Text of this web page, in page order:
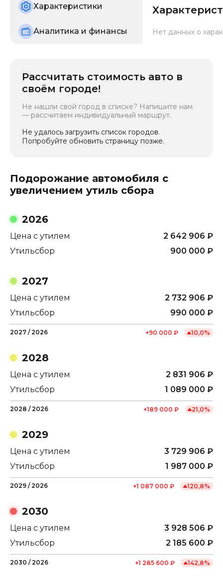
Характеристики
Аналитика и финансы Нет данных о
Рассчитать стоимость авто в
своём городе!
Не нашли свой город в списке? Напишите нам
— рассчитаем индивидуальный маршрут.
Не удалось загрузить список городов.
Попробуйте обновить страницу позже.
Подорожание автомобиля с
увеличением утиль сбора
2026
Цена с утилем 2 642 906 ₽
Утильсбор
900 000 ₽
2027
Цена с утилем 2 732 906 ₽
Утильсбор
990 000 ₽
2027 / 2026 +90 000 ₽ 10,0%
2028
Цена с утилем 2 831 906 ₽
Утильсбор
1 089 000 ₽
2028 / 2026 +189 000 ₽ 21,0%
2029
Цена с утилем 3 729 906 ₽
Утильсбор
1 987 000 ₽
2029 / 2026 +1 087 000 ₽ 120,8%
2030
Цена с утилем 3 928 506 ₽
Утильсбор
2 185 600 ₽
2030 / 2026 +1 285 600 ₽ 142,8%